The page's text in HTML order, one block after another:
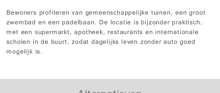
Bewoners profiteren van gemeenschappelijke tuinen, een groot
zwembad en een padelbaan. De locatie is bijzonder praktisch,
met een supermarkt, apotheek, restaurants en internationale
scholen in de buurt, zodat dagelijks leven zonder auto goed
mogelijk is.